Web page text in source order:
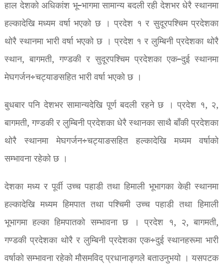
हाल देशको अधिकांश भू–भागमा सामान्य बदली रही देशभर धेरै स्थानमा
हल्कादेखि मध्यम वर्षा भएको छ । प्रदेश १ र सुदूरपश्चिम प्रदेशका
थोरै स्थानमा भारी वर्षा भएको छ । प्रदेश १ र लुम्बिनी प्रदेशका थोरै
स्थान, बागमती, गण्डकी र सुदूरपश्चिम प्रदेशका एक–दुई स्थानमा
मेघगर्जन÷चट्याङसहित भारी वर्षा भएको छ ।
बुधबार पनि देशभर सामान्यदेखि पूर्ण बदली रहने छ । प्रदेश १, २,
बागमती, गण्डकी र लुम्बिनी प्रदेशका धेरै स्थानका साथै बाँकी प्रदेशका
थोरै स्थानमा मेघगर्जन÷चट्याङसहित हल्कादेखि मध्यम वर्षाको
सम्भावना रहेको छ ।
देशका मध्य र पूर्वी उच्च पहाडी तथा हिमाली भूभागका केही स्थानमा
हल्कादेखि मध्यम हिमपात तथा पश्चिमी उच्च पहाडी तथा हिमाली
भूभागमा हल्का हिमपातको सम्भावना छ । प्रदेश १, २, बागमती,
गण्डकी प्रदेशका थोरै र लुम्बिनी प्रदेशका एक÷दुई स्थानहरूमा भारी
वर्षाको सम्भावना रहेको मौसमविद् प्रधानाङ्गले बताउनुभयो । यसपटक